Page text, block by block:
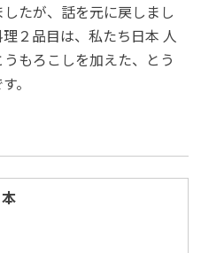
たが、話を元に戻しまし
２品目は、私たち日本 人
もろこしを加えた、とう
。